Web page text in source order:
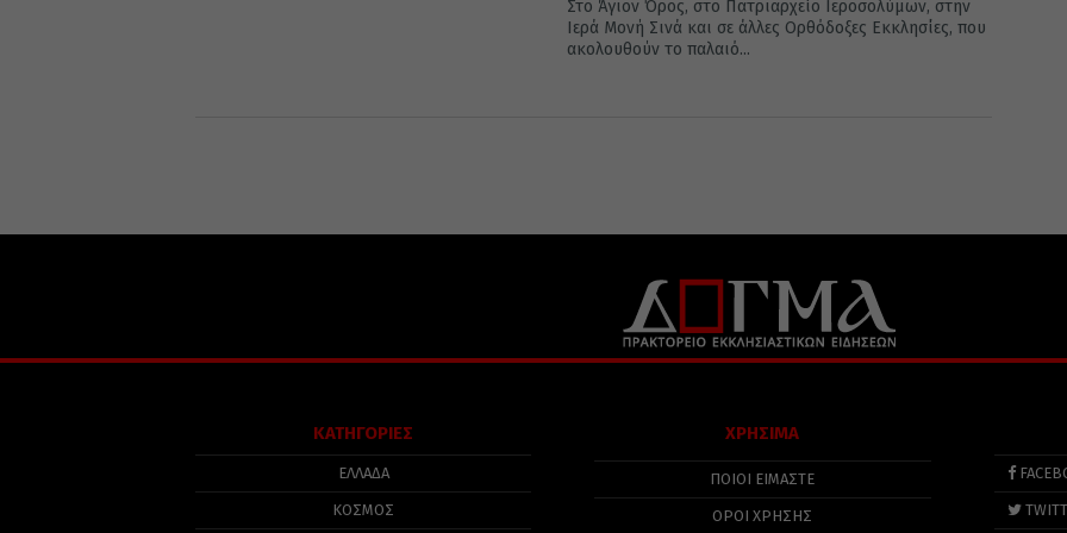
Στο Άγιον Όρος, στο Πατριαρχείο Ιεροσολύμων, στην
Ιερά Μονή Σινά και σε άλλες Ορθόδοξες Εκκλησίες, που
ακολουθούν το παλαιό...
ΚΑΤΗΓΟΡΙΕΣ
ΕΛΛΑΔΑ
ΚΟΣΜΟΣ
ΧΡΗΣΙΜΑ
ΠΟΙΟΙ ΕΙΜΑΣΤΕ
ΟΡΟΙ ΧΡΗΣΗΣ